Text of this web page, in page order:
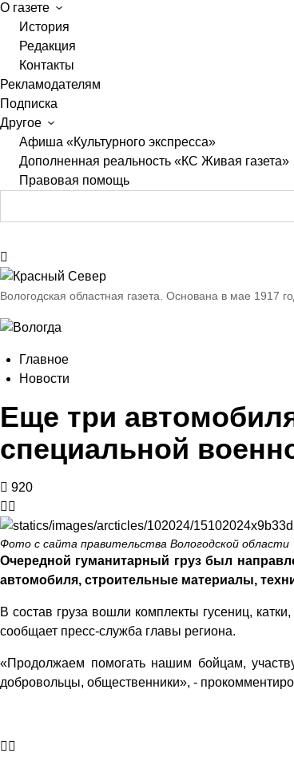
О газете
История
Редакция
Контакты
Рекламодателям
Подписка
Другое
Афиша «Культурного экспресса»
Дополненная реальность «КС Живая газета»
Правовая помощь
Вологодская областная газета. Основана в мае 1917
Главное
Новости
Еще три
специальной
920
Фото с сайта правительства Вологодской области
Очередной гуманитарный груз был
автомобиля, строительные материалы,
В состав груза вошли комплекты гусениц,
сообщает пресс-служба главы региона.
«Продолжаем помогать нашим бойцам,
добровольцы, общественники», -